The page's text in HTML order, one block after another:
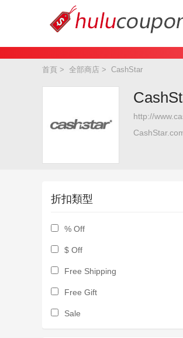
首頁 > 全部商店 > CashStar
http://
折扣類型
% Off
$ Off
Free Shipping
Free Gift
Sale